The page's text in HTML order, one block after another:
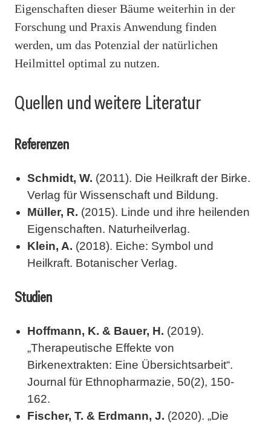
Eigenschaften dieser Bäume weiterhin in der
Forschung und Praxis Anwendung finden
werden, um das Potenzial der natürlichen
Heilmittel optimal zu nutzen.
Quellen und weitere Literatur
Referenzen
Schmidt, W. (2011). Die Heilkraft der Birke.
Verlag für Wissenschaft und Bildung.
Müller, R. (2015). Linde und ihre heilenden
Eigenschaften. Naturheilverlag.
Klein, A. (2018). Eiche: Symbol und
Heilkraft. Botanischer Verlag.
Studien
Hoffmann, K. & Bauer, H. (2019).
„Therapeutische Effekte von
Birkenextrakten: Eine Übersichtsarbeit“.
Journal für Ethnopharmazie, 50(2), 150-
162.
Fischer, T. & Erdmann, J. (2020). „Die